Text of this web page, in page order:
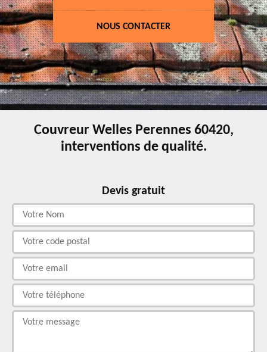
NOUS CONTACTER
Couvreur Welles Perennes 60420,
interventions de qualité.
Devis gratuit